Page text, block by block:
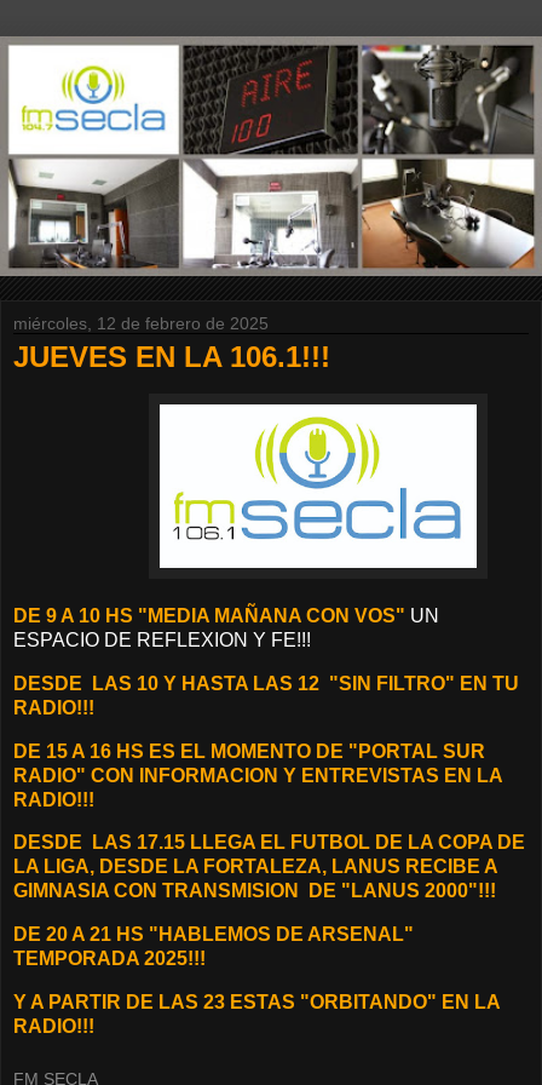
miércoles, 12 de febrero de 2025
JUEVES EN LA 106.1!!!
DE 9 A 10 HS "MEDIA MAÑANA CON VOS" UN
ESPACIO DE REFLEXION Y FE!!!
DESDE
LAS 10 Y HASTA LAS 12 "SIN FILTRO" EN TU
RADIO!!!
DE 15 A 16 HS ES EL MOMENTO DE "PORTAL SUR
RADIO" CON INFORMACION Y ENTREVISTAS EN LA
RADIO!!!
DESDE LAS 17.15 LLEGA EL FUTBOL DE LA COPA DE
LA LIGA, DESDE LA FORTALEZA, LANUS RECIBE A
GIMNASIA CON TRANSMISION DE "LANUS 2000"!!!
DE 20 A 21 HS "HABLEMOS DE ARSENAL"
TEMPORADA 2025!!!
Y A PARTIR DE LAS 23 ESTAS "ORBITANDO" EN LA
RADIO!!!
FM SECLA